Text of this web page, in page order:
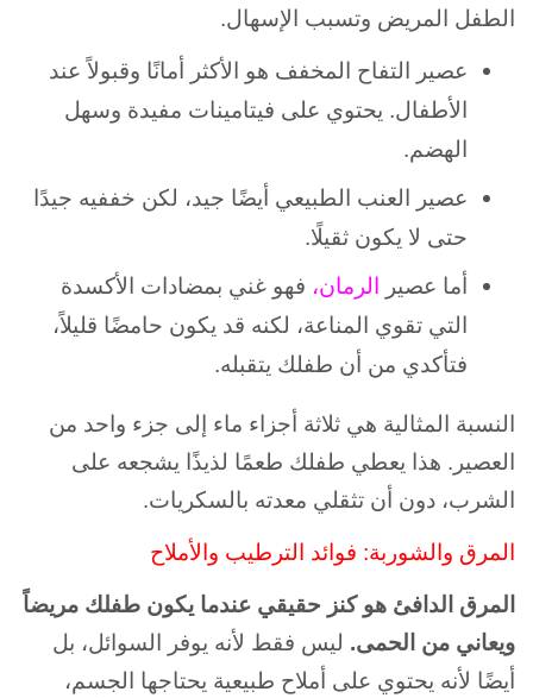
الطفل المريض وتسبب الإسهال.
عصير التفاح المخفف هو الأكثر أمانًا وقبولاً عند
الأطفال. يحتوي على فيتامينات مفيدة وسهل
الهضم.
عصير العنب الطبيعي أيضًا جيد، لكن خففيه جيدًا
حتى لا يكون ثقيلًا.
أما عصير
الرمان، فهو غني بمضادات الأكسدة
التي تقوي المناعة، لكنه قد يكون حامضًا قليلاً،
فتأكدي من أن طفلك يتقبله.
النسبة المثالية هي ثلاثة أجزاء ماء إلى جزء واحد من
العصير. هذا يعطي طفلك طعمًا لذيذًا يشجعه على
الشرب، دون أن تثقلي معدته بالسكريات.
المرق والشوربة: فوائد الترطيب والأملاح
المرق الدافئ هو كنز حقيقي عندما يكون طفلك مريضاً
ويعاني من الحمى. ليس فقط لأنه يوفر السوائل، بل
أيضًا لأنه يحتوي على أملاح طبيعية يحتاجها الجسم،